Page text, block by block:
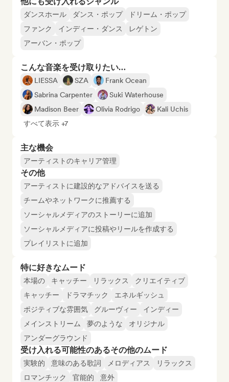
ダンスホール ダンス・ポップ
ドリーム・ポップ
ファンク
インディー・ダンス
レゲトン
アーバン・ポップ
こんな音楽を受け取りたい…
LIESSA SZA
Frank Ocean
Sabrina Carpenter
Suki Waterhouse
Madison Beer
Olivia Rodrigo
Kali Uchis
すべて表示 +7
主な機会
アーティストのキャリア管理
その他
アーティストに建設的なアドバイスを送る
チームやネットワークに推薦する
ソーシャルメディアのストーリーに追加
ソーシャルメディアに投稿やリールを作成する
プレイリストに追加
特に好きなムード
本場の キャッチー リラックス
クリエイティブ
キャッチー
ドラマチック
エネルギッシュ
ポジティブな雰囲気
グルーヴィー
インディー
メインストリーム
夢のような
オリジナル
アンダーグラウンド
受け入れる可能性のあるその他のムード
実験的 意味のある歌詞 メロディアス
リラックス
ロマンチック
官能的 意外